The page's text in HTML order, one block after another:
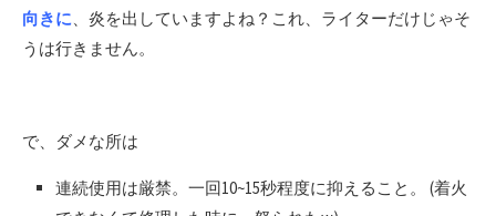
向きに 、炎を出していますよね？これ、ライターだけじゃそ
うは行きません。
で、ダメな所は
連続使用は厳禁。一回10~15秒程度に抑えること。 (着火